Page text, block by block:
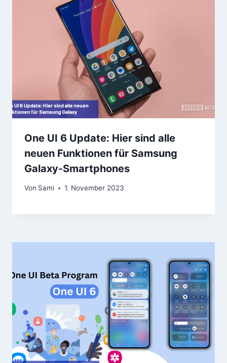
One UI 6 Update: Hier sind alle
neuen Funktionen für Samsung
Galaxy-Smartphones
Von Sami 1. November 2023